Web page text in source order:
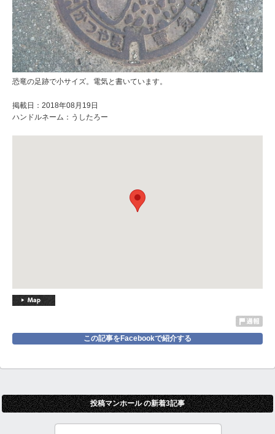
恐竜の足跡で小サイズ。電気と書いています。
掲載日：2018年08月19日
ハンドルネーム：うしたろー
この記事をFacebookで紹介する
投稿マンホール の新着3記事